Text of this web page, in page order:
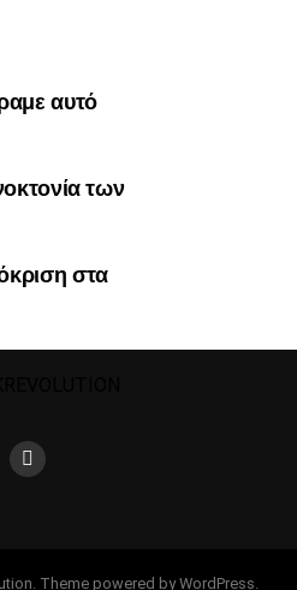
αυτό
των
στα
Theme powered by WordPress.